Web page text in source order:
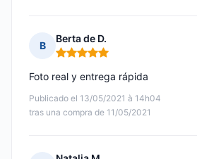
B
Berta de D.
Nota: 5 de 5
Publicado el 13/05/2021 à 14h04
tras una compra de 11/05/2021
Foto real y entrega rápida